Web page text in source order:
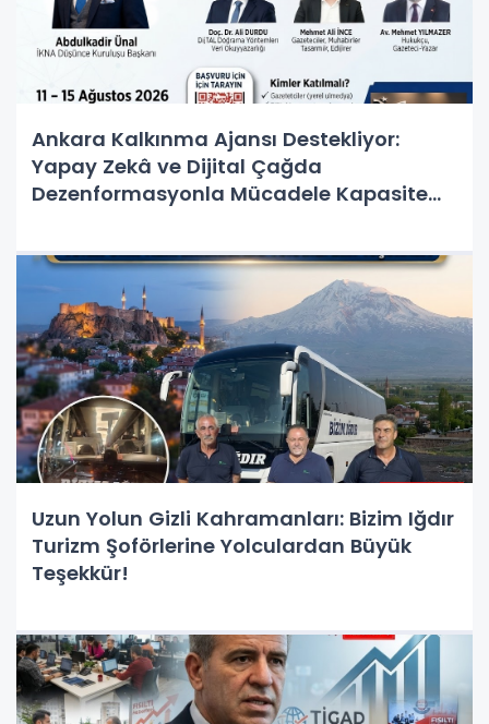
Ankara Kalkınma Ajansı Destekliyor:
Yapay Zekâ ve Dijital Çağda
Dezenformasyonla Mücadele Kapasite
Uzun Yolun Gizli Kahramanları: Bizim Iğdır
Turizm Şoförlerine Yolculardan Büyük
Teşekkür!